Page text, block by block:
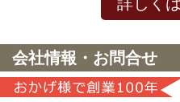
会社情報・お問合せ